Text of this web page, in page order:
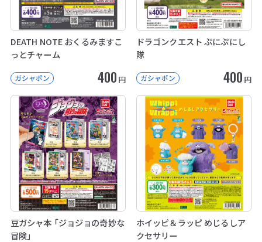
DEATH NOTE おくるみますこ
っとチャーム
ガシャポン 400 円
ドラゴンクエスト ぷにぷにし
隊
ガシャポン 400 円
豆ガシャ本 「ジョジョの奇妙な
冒険」
ホイッピ＆ラッピ めじるしア
クセサリー